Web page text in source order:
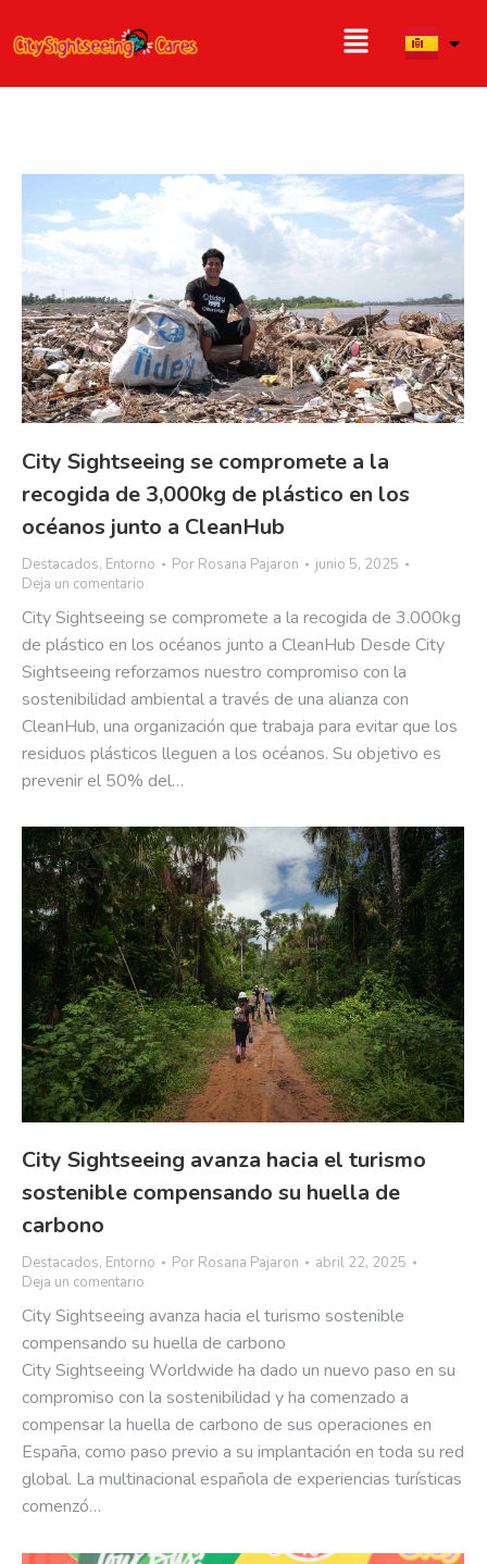
City Sightseeing se compromete a la
recogida de 3,000kg de plástico en los
océanos junto a CleanHub
Destacados, Entorno Por Rosana Pajaron
junio 5, 2025
Deja un comentario
City Sightseeing se compromete a la recogida de 3.000kg
de plástico en los océanos junto a CleanHub Desde City
Sightseeing reforzamos nuestro compromiso con la
sostenibilidad ambiental a través de una alianza con
CleanHub, una organización que trabaja para evitar que los
residuos plásticos lleguen a los océanos. Su objetivo es
prevenir el 50% del…
City Sightseeing avanza hacia el turismo
sostenible compensando su huella de
carbono
Destacados, Entorno Por Rosana Pajaron
abril 22, 2025
Deja un comentario
City Sightseeing avanza hacia el turismo sostenible
compensando su huella de carbono
City Sightseeing Worldwide ha dado un nuevo paso en su
compromiso con la sostenibilidad y ha comenzado a
compensar la huella de carbono de sus operaciones en
España, como paso previo a su implantación en toda su red
global. La multinacional española de experiencias turísticas
comenzó…